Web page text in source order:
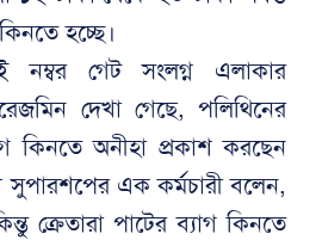
হচ্ছে।
নম্বর গেট সংলগ্ন এলাকার
দেখা গেছে, পলিথিনের
কিনতে অনীহা প্রকাশ করছেন
সুপারশপের এক কর্মচারী বলেন,
ক্রেতারা পাটের ব্যাগ কিনতে